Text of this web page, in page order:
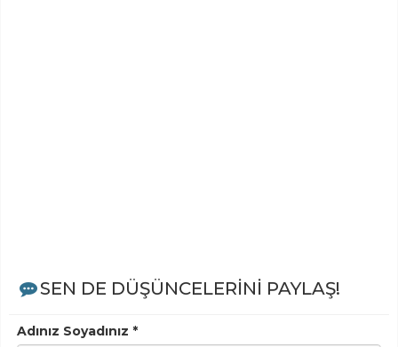
SEN DE DÜŞÜNCELERİNİ PAYLAŞ!
Adınız Soyadınız *